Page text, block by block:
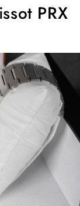
PRX